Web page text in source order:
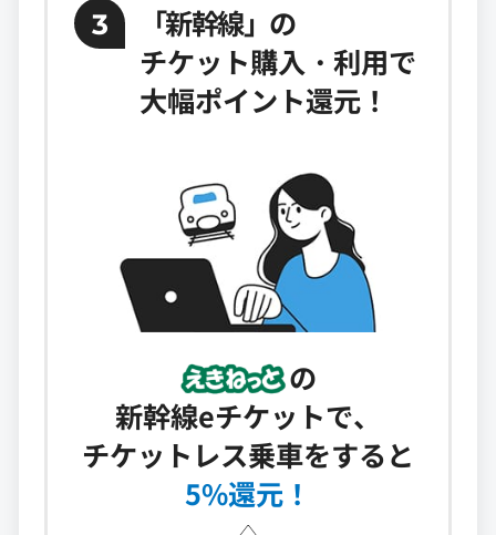
3 「新幹線」 の
チケット購入・利用で
大幅ポイント還元！
の
新幹線eチケットで、
チケットレス乗車をすると
5%還元！